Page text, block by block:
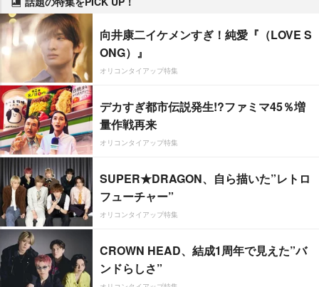
向井康二イケメンすぎ！純愛『（LOVE S
ONG）』
オリコンタイアップ特集
デカすぎ都市伝説発生!?ファミマ45％増
量作戦再来
オリコンタイアップ特集
SUPER★DRAGON、自ら描いた”レトロ
フューチャー”
オリコンタイアップ特集
CROWN HEAD、結成1周年で見えた”バ
ンドらしさ”